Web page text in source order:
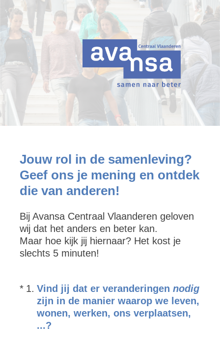
Jouw rol in de samenleving?
Geef ons je mening en ontdek
die van anderen!
Bij Avansa Centraal Vlaanderen geloven
wij dat het anders en beter kan.
Maar hoe kijk jij hiernaar? Het kost je
slechts 5 minuten!
* 1. Vind jij dat er veranderingen nodig
zijn in de manier waarop we leven,
wonen, werken, ons verplaatsen,
...?
(Vereist.)